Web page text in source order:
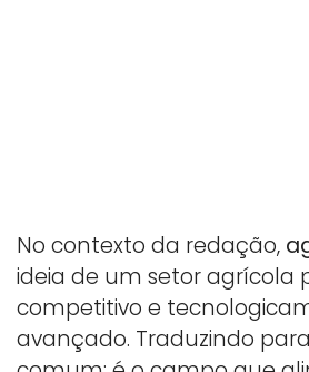
No contexto da redação,
ideia de um setor agrícola
competitivo e
avançado. Traduzindo